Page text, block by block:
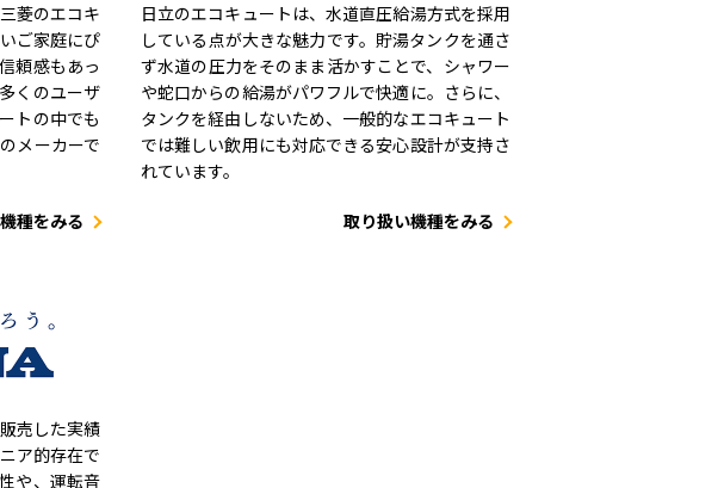
菱のエコキ
ご家庭にぴ
頼感もあっ
くのユーザ
トの中でも
メーカーで
種をみる
日立のエコキュートは、水道直圧給湯方式を採用
している点が大きな魅力です。貯湯タンクを通さ
ず水道の圧力をそのまま活かすことで、シャワー
や蛇口からの給湯がパワフルで快適に。さらに、
タンクを経由しないため、一般的なエコキュート
では難しい飲用にも対応できる安心設計が支持さ
れています。
取り扱い機種をみる
売した実績
ア的存在で
や、運転音